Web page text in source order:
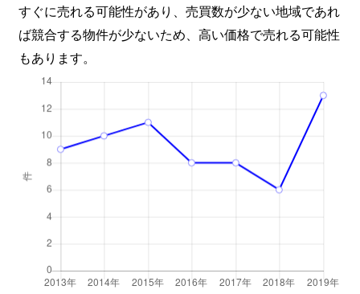
すぐに売れる可能性があり、売買数が少ない地域であれ
ば競合する物件が少ないため、高い価格で売れる可能性
もあります。